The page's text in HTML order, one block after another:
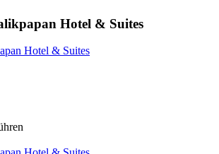
Hotel & Suites
Hotel & Suites